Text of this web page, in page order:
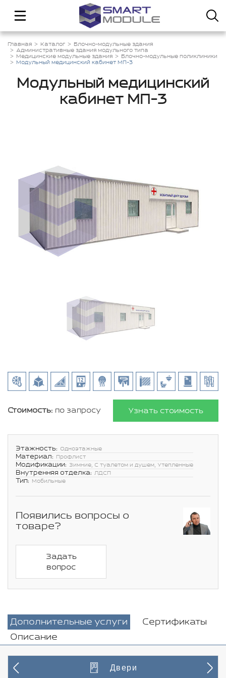
Главная Каталог
Блочно-модульные здания
Административные здания модульного типа
Медицинские модульные здания
Блочно-модульные поликлиники
Модульный медицинский кабинет МП-3
Модульный медицинский
кабинет МП-3
Стоимость: по запросу Узнать стоимость
Этажность: Одноэтажные
Материал: Профлист
Модификации: Зимние, С туалетом и душем, Утепленные
Внутренняя отделка: ЛДСП
Тип: Мобильные
Появились вопросы о
товаре?
Задать
вопрос
Дополнительные услуги
Сертификаты
Описание
Двери